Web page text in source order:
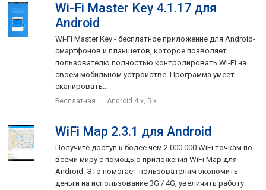
Wi-Fi Master Key 4.1.17 для
Android
Wi-Fi Master Key - бесплатное приложение для Android-
смартфонов и планшетов, которое позволяет
пользователю полностью контролировать Wi-Fi на
своем мобильном устройстве. Программа умеет
сканировать...
Бесплатная Android 4.x, 5.x
WiFi Map 2.3.1 для Android
Получите доступ к более чем 2 000 000 WiFi точкам по
всеми миру с помощью приложения WiFi Map для
Android. Это помогает пользователям экономить
деньги на использование 3G / 4G, увеличить работу